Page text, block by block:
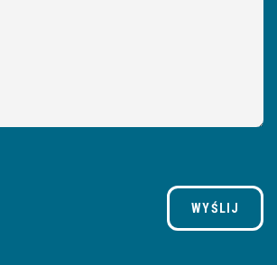
WYŚLIJ